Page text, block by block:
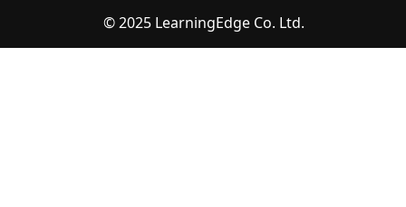
© 2025 LearningEdge Co. Ltd.